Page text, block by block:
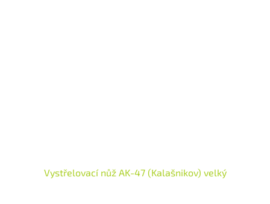
Vystřelovací nůž AK-47 (Kalašnikov) velký